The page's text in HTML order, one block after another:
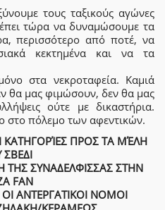
τους ταξικούς αγώνες
τώρα να δυναμώσουμε τα
περισσότερο από ποτέ, να
κεκτημένα και να τα
στα νεκροταφεία. Καμιά
θα μας φιμώσουν, δεν θα μας
ούτε με δικαστήρια.
στο πόλεμο των αφεντικών.
ΠΡΟΣ ΤΑ ΜΈΛΗ
ΣΥΝΑΔΕΛΦΙΣΣΑΣ ΣΤΗΝ
FAN
ΑΝΤΕΡΓΑΤΙΚΟΙ ΝΟΜΟΙ